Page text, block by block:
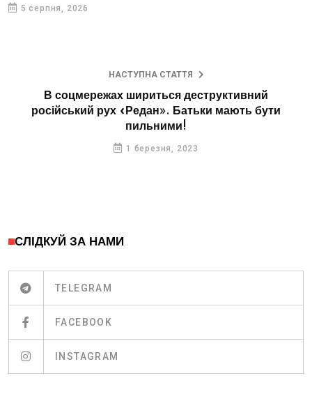
5 серпня, 2026
НАСТУПНА СТАТТЯ
В соцмережах шириться деструктивний
російський рух «Редан». Батьки мають бути
пильними!
1 березня, 2023
СЛІДКУЙ ЗА НАМИ
TELEGRAM
FACEBOOK
INSTAGRAM